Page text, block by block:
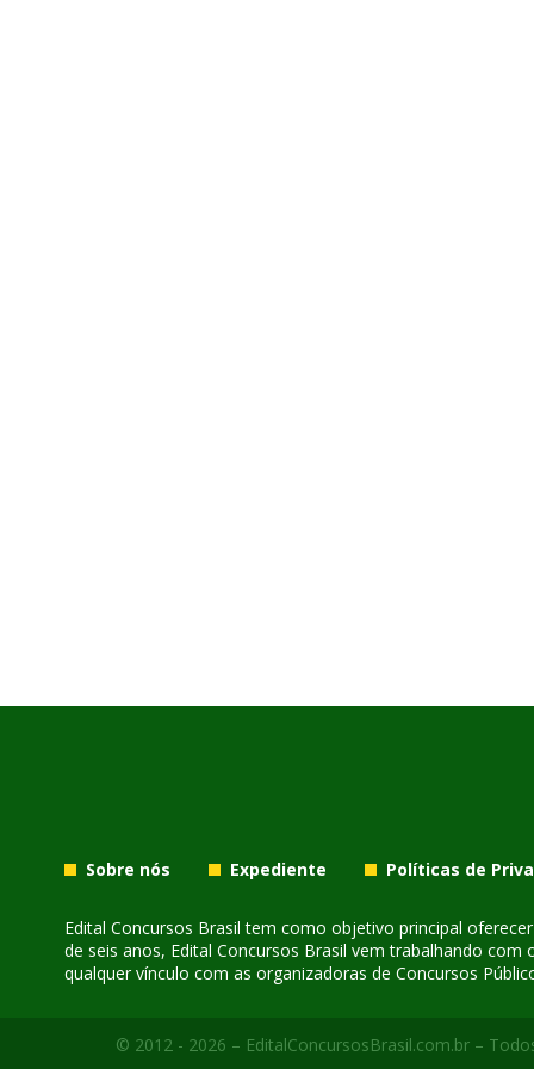
Sobre nós Expediente Políticas de
Edital Concursos Brasil tem como objetivo principal
de seis anos, Edital Concursos Brasil vem trabalhando
qualquer vínculo com as organizadoras de Concursos
© 2012 - 2026 – EditalConcursosBrasil.com.br –